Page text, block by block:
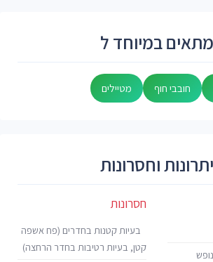
מתאים במיוחד ל
חובבי חוף מטיילים
יתרונות וחסרונות
חסרונות
בעיות קטנות בחדרים (פח אשפה
קטן, בעיות רטיבות בחדר הרחצה)